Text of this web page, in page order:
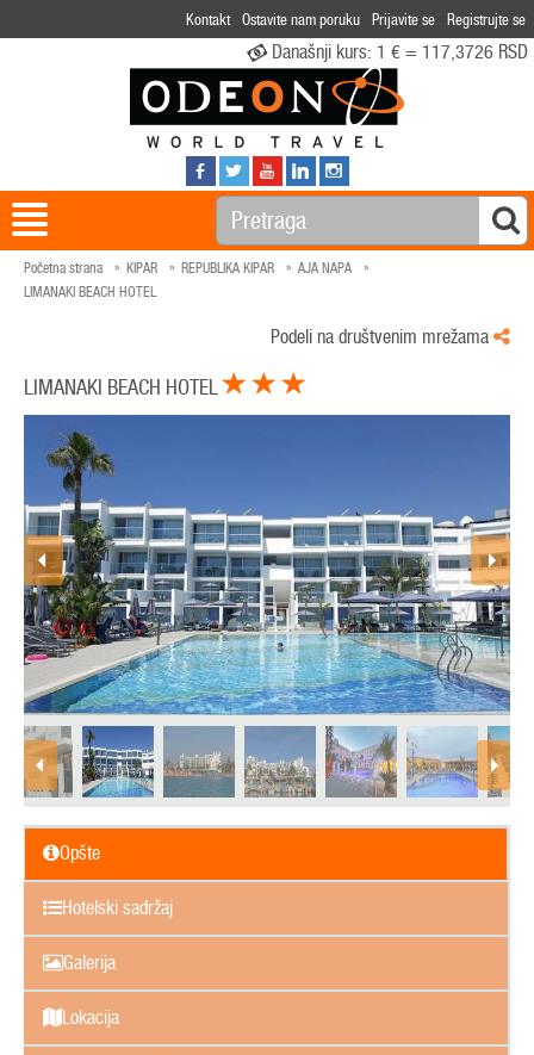
Kontakt Ostavite nam poruku Prijavite se Registrujte se
Današnji kurs: 1 € = 117,3726 RSD
Početna strana KIPAR REPUBLIKA KIPAR
AJA NAPA
LIMANAKI BEACH HOTEL
Podeli na društvenim mrežama
LIMANAKI BEACH HOTEL
Opšte
Hotelski sadržaj
Galerija
Lokacija